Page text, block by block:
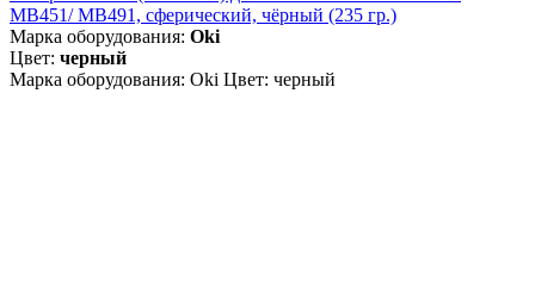
MB451/ MB491, сферический, чёрный (235 гр.)
Марка оборудования: Oki
Цвет: черный
Марка оборудования: Oki Цвет: черный